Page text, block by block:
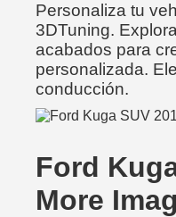
Personaliza tu
3DTuning.
acabados para
personalizada.
conducción.
Ford
More